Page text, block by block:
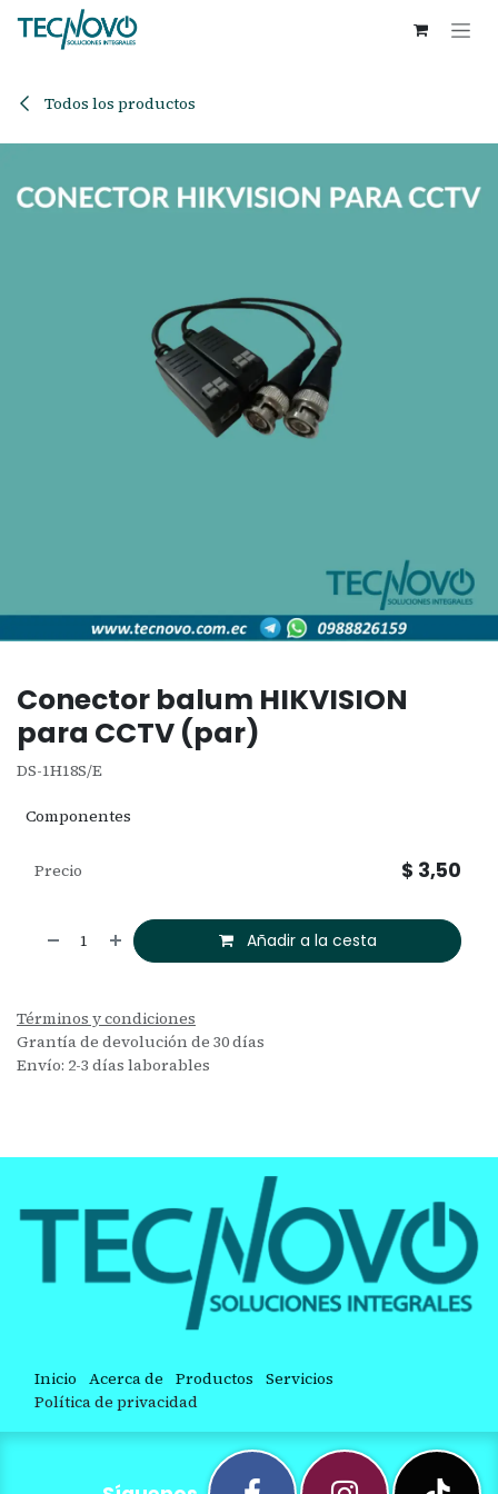
Ir al contenido
Todos los productos
Conector balum HIKVISION
para CCTV (par)
DS-1H18S/E
Componentes
Añadir a la cesta
Precio $ 3,50
Términos y condiciones
Grantía de devolución de 30 días
Envío: 2-3 días laborables
Inicio Acerca de Productos Servicios
Política de privacidad